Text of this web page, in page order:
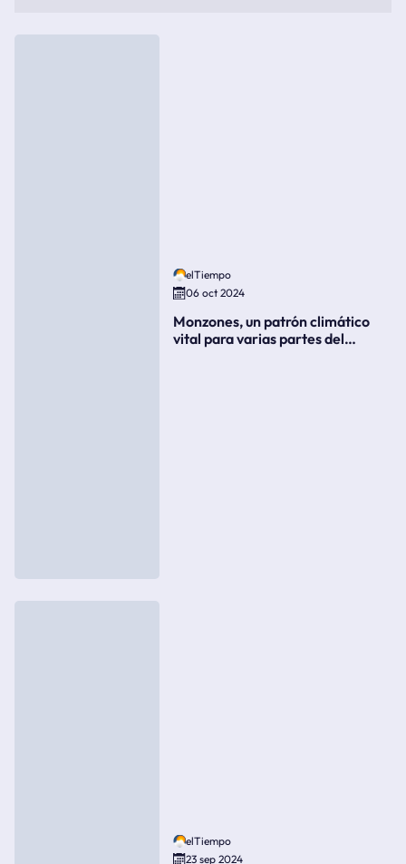
elTiempo
06 oct 2024
Monzones, un patrón climático
vital para varias partes del
elTiempo
23 sep 2024